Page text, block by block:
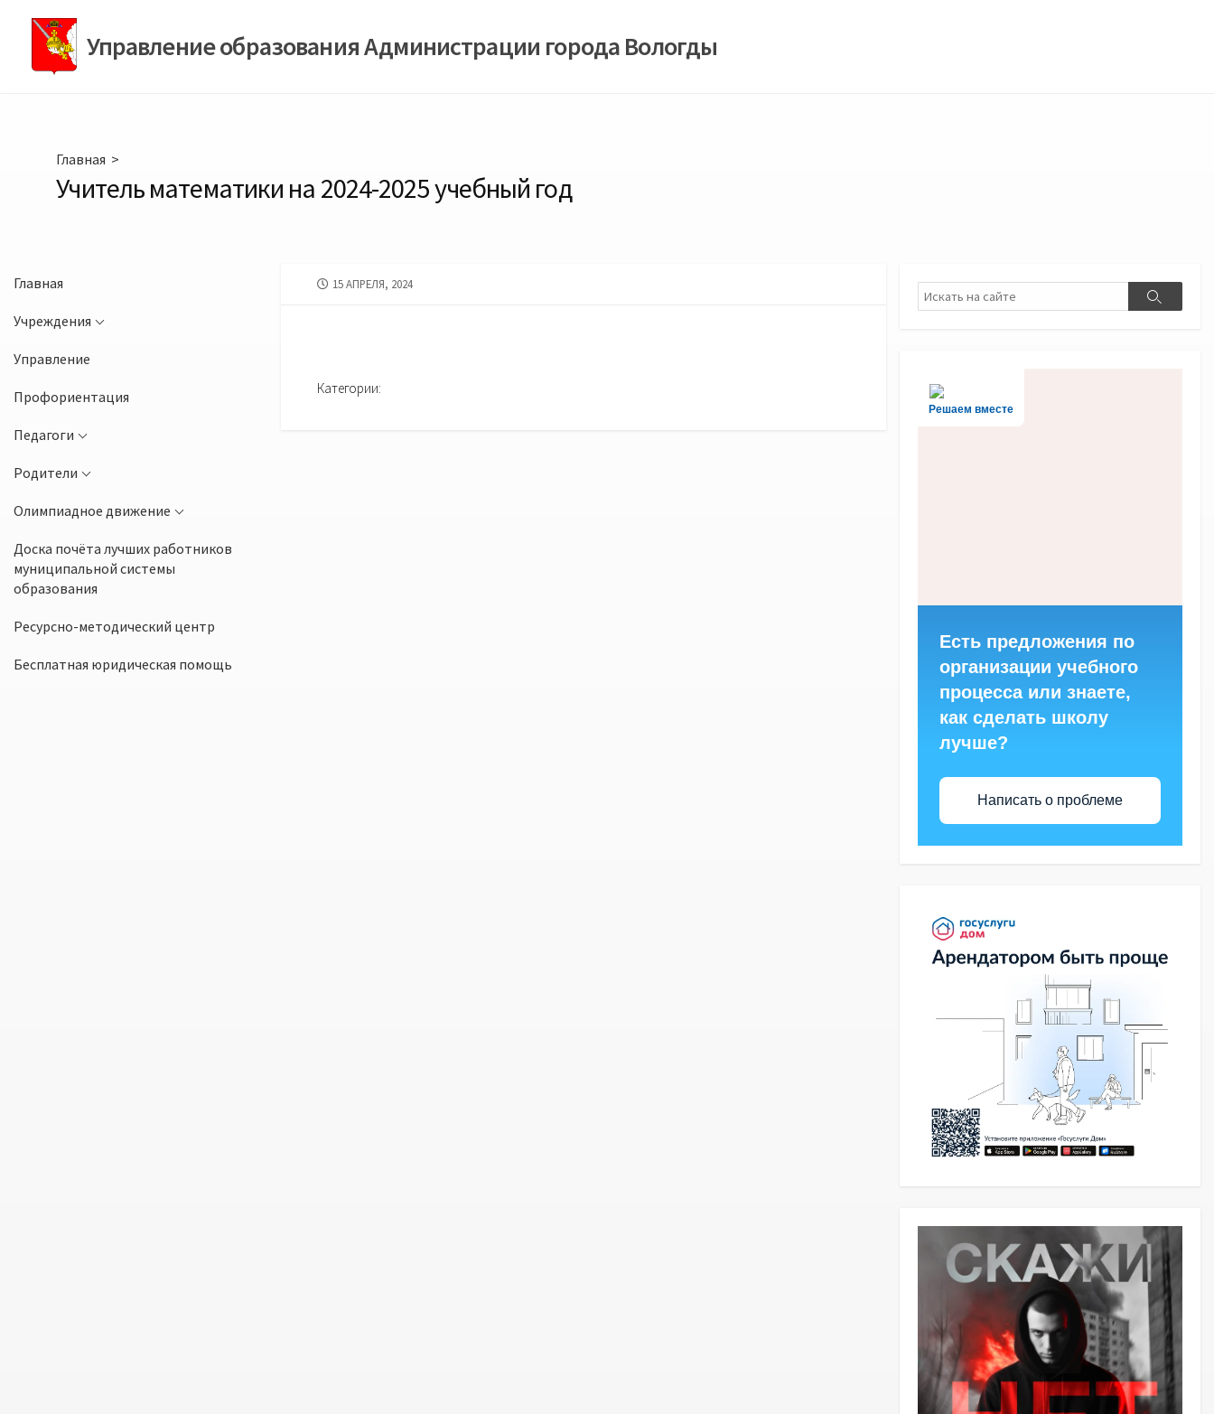
содержимомуУправление образования Администрации города Вологды
Главная >
Учитель математики на 2024-2025 учебный год
Главная
Учреждения
Управление
Профориентация
Педагоги
Родители
Олимпиадное движение
Доска почёта лучших работников
муниципальной системы
образования
Ресурсно-методический центр
Бесплатная юридическая помощь
ДАТА
15 АПРЕЛЯ, 2024
Категории:
Поиск
Поиск
Решаем вместе
Есть предложения по
организации учебного
процесса или знаете,
как сделать школу
лучше?
Написать о проблеме